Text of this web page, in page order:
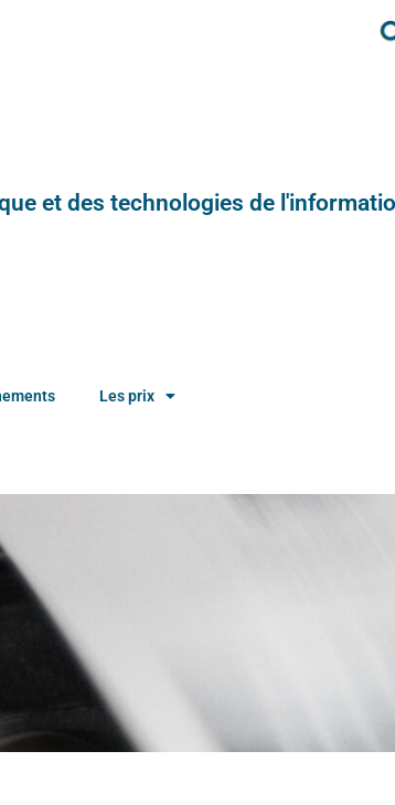
et des technologies de
Les prix